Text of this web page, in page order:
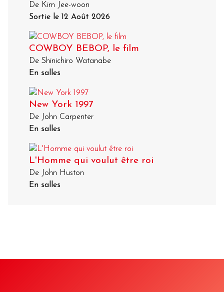
De Kim Jee-woon
Sortie le 12 Août 2026
COWBOY BEBOP, le film
De Shinichiro Watanabe
En salles
New York 1997
De John Carpenter
En salles
L'Homme qui voulut être roi
De John Huston
En salles